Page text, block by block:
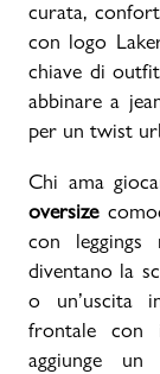
curata,
con logo
chiave di
abbinare a
per un twist
Chi ama
oversize
con
diventano la
o un’uscita
frontale con
aggiunge